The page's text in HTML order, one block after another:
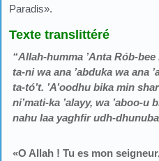
Paradis».
Texte translittéré
“Allah-humma ’Anta Rób-
ta-ni wa ana ’abduka wa ana
ta-tó’t. ’A’oodhu bika min
ni’mati-ka ’alayy, wa ’aboo-u
nahu laa yaghfir udh-dhunuba
«O Allah ! Tu es mon